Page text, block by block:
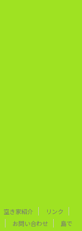
空き家紹介
リンク
お問い合わせ 島で